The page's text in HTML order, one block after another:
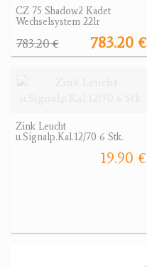
CZ 75 Shadow2 Kadet
Wechselsystem 22lr
783.20 €
783.20 €
Zink Leucht
u.Signalp.Kal.12/70 6 Stk.
19.90 €